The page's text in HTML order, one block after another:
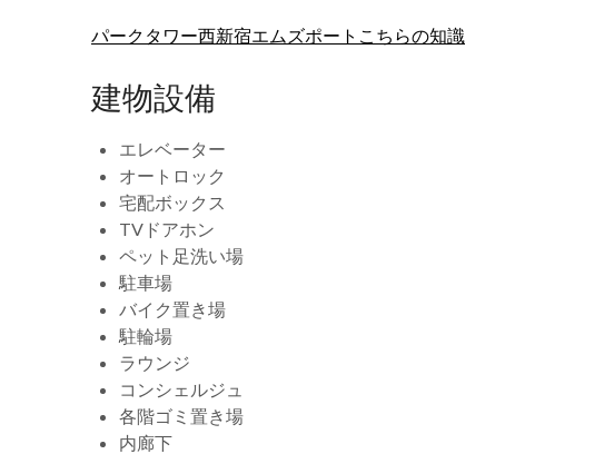
パークタワー西新宿エムズポートこちらの知識
建物設備
エレベーター
オートロック
宅配ボックス
TVドアホン
ペット足洗い場
駐車場
バイク置き場
駐輪場
ラウンジ
コンシェルジュ
各階ゴミ置き場
内廊下